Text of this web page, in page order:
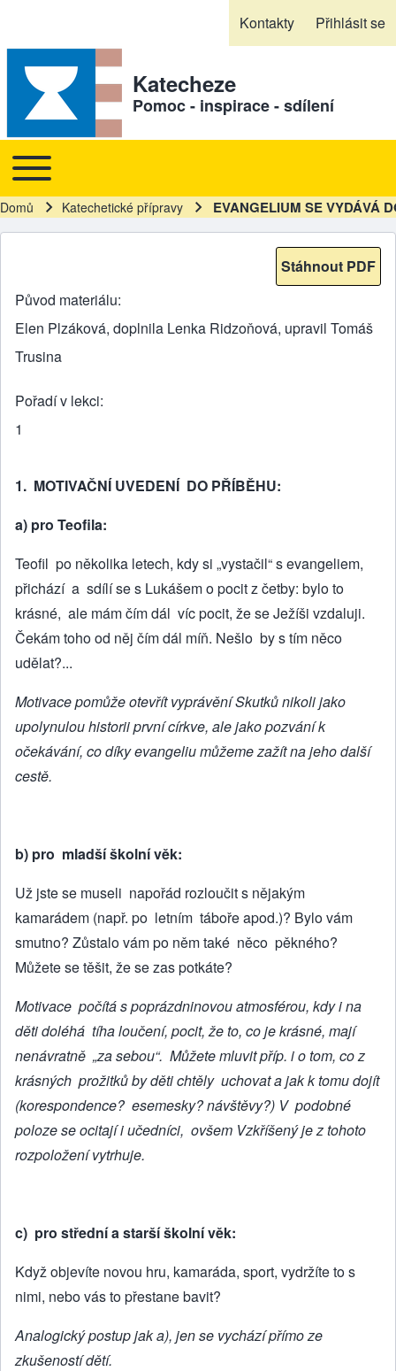
Kontakty Přihlásit se
Katecheze
Pomoc - inspirace - sdílení
Hlavní navigace
Toggle main menu
Drobečková navigace
Domů Katechetické přípravy EVANGELIUM SE VYDÁVÁ
Stáhnout PDF
Původ materiálu
Elen Plzáková, doplnila Lenka Ridzoňová, upravil Tomáš
Trusina
Pořadí v lekci
1
1. MOTIVAČNÍ UVEDENÍ DO PŘÍBĚHU:
a) pro Teofila:
Teofil po několika letech, kdy si „vystačil“ s evangeliem,
přichází a sdí­lí se s Lukášem o pocit z četby: bylo to
krásné, ale mám čím dál víc pocit, že se Ježíši vzdaluji.
Čekám toho od něj čím dál míň. Nešlo by s tím něco
udělat?...
Motivace pomůže otevřít vyprávění Skutků nikoli jako
upolynulou historii první církve, ale jako pozvání k
očekávání, co díky evangeliu můžeme zažít na jeho další
cestě.
b) pro mladší školní věk:
Už jste se museli napořád rozloučit s nějakým
kamarádem (např. po letním táboře apod.)? Bylo vám
smutno? Zů­stalo vám po něm také něco pěkného?
Můžete se těšit, že se zas potkáte?
Motivace počítá s poprázdninovou atmosférou, kdy i na
děti doléhá tíha loučení, pocit, že to, co je krásné, mají
nenávratně „za sebou“. Můžete mluvit příp. i o tom, co z
krásných prožitků by děti chtěly uchovat a jak k tomu dojít
(korespondence? esemesky? návštěvy?) V podobné
poloze se ocitají i učedníci, ovšem Vzkříšený je z tohoto
rozpoložení vytrhuje.
c) pro střední a starší školní věk:
Když objevíte novou hru, kamaráda, sport, vydržíte to s
nimi, nebo vás to přestane bavit?
Analogický postup jak a), jen se vychází přímo ze
zkušeností dětí.